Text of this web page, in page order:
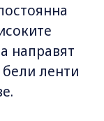
направят
ленти